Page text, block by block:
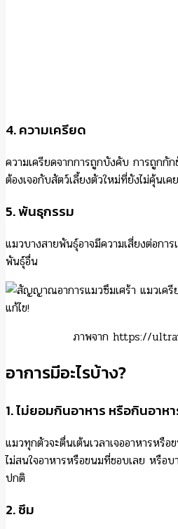
4. ความเครียด
ความเครียดจากการถูกบังคับ การถูกกั
ต้องเจอกับสัตว์เลี้ยงตัวใหม่ที่ยังไม่คุ้นเ
5. พันธุกรรม
แมวบางสายพันธุ์อาจมีความเสี่ยงต่อการ
พันธุ์อื่น
ภาพจาก https://
อาการมีอะไรบ้าง?
1. ไม่ยอมกินอาหาร หรือกินอาห
แมวทุกตัวจะตื่นเต้นเวลาเจออาหารหรื
ไม่สนใจอาหารหรือขนมที่ชอบเลย หรือ
ปกติ
2. ซึม